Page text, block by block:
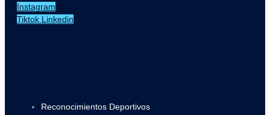
Instagram
Tiktok Linkedin
Reconocimientos Deportivos